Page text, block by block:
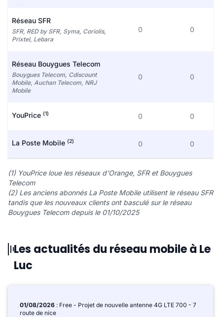
Réseau SFR
SFR, RED by SFR, Syma, Coriolis,
Prixtel, Lebara
0 0
Réseau Bouygues Telecom
Bouygues Telecom, Cdiscount
Mobile, Auchan Telecom, NRJ
Mobile
0 0
YouPrice (1) 0 0
La Poste Mobile (2) 0 0
(1) YouPrice loue les réseaux d'Orange, SFR et Bouygues
Telecom
(2) Les anciens abonnés La Poste Mobile utilisent le réseau SFR
tandis que les nouveaux clients ont basculé sur le réseau
Bouygues Telecom depuis le 01/10/2025
Les actualités du réseau mobile à Le
Luc
01/08/2026 : Free - Projet de nouvelle antenne 4G LTE 700 - 7
route de nice